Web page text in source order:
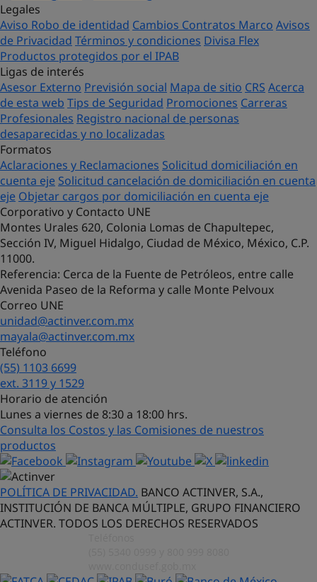
Legales
Aviso Robo de identidad Cambios Contratos Marco Avisos
de Privacidad Términos y condiciones Divisa Flex
Productos protegidos por el IPAB
Ligas de interés
Asesor Externo Previsión social Mapa de sitio CRS Acerca
de esta web Tips de Seguridad Promociones Carreras
Profesionales Registro nacional de personas
desaparecidas y no localizadas
Formatos
Aclaraciones y Reclamaciones Solicitud domiciliación en
cuenta eje Solicitud cancelación de domiciliación en cuenta
eje Objetar cargos por domiciliación en cuenta eje
Corporativo y Contacto UNE
Montes Urales 620, Colonia Lomas de Chapultepec,
Sección IV, Miguel Hidalgo, Ciudad de México, México, C.P.
11000.
Referencia: Cerca de la Fuente de Petróleos, entre calle
Avenida Paseo de la Reforma y calle Monte Pelvoux
Correo UNE
unidad@actinver.com.mx
mayala@actinver.com.mx
Teléfono
(55) 1103 6699
ext. 3119 y 1529
Horario de atención
Lunes a viernes de 8:30 a 18:00 hrs.
Consulta los Costos y las Comisiones de nuestros
productos
POLÍTICA DE PRIVACIDAD. BANCO ACTINVER, S.A.,
INSTITUCIÓN DE BANCA MÚLTIPLE, GRUPO FINANCIERO
ACTINVER. TODOS LOS DERECHOS RESERVADOS
¡Hola! Soy Lucy, tu asistente virtual.
¿Con qué puedo ayudarte?